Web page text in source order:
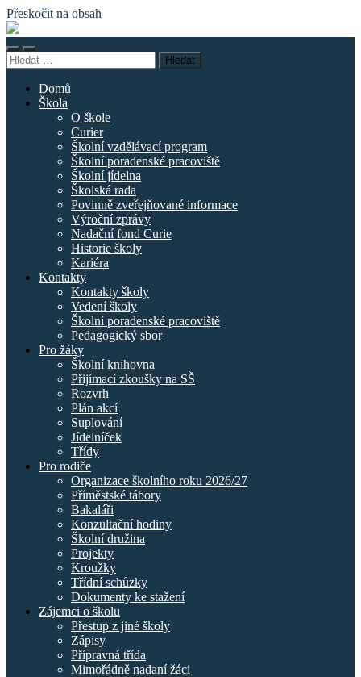
Přeskočit na obsah
Základní
škola
náměstí
Curieových
Přepnout
mobilní
Přepnout
vyhledávací
Vyhledávání
Domů
Škola
O škole
Curier
Školní vzdělávací program
Školní poradenské pracoviště
Školní jídelna
Školská rada
Povinně zveřejňované informace
Výroční zprávy
Nadační fond Curie
Historie školy
Kariéra
Kontakty
Kontakty školy
Vedení školy
Školní poradenské pracoviště
Pedagogický sbor
Pro žáky
Školní knihovna
Přijímací zkoušky na SŠ
Rozvrh
Plán akcí
Suplování
Jídelníček
Třídy
Pro rodiče
Organizace školního roku 2026/27
Příměstské tábory
Bakaláři
Konzultační hodiny
Školní družina
Projekty
Kroužky
Třídní schůzky
Dokumenty ke stažení
Zájemci o školu
Přestup z jiné školy
Zápisy
Přípravná třída
Mimořádně nadaní žáci